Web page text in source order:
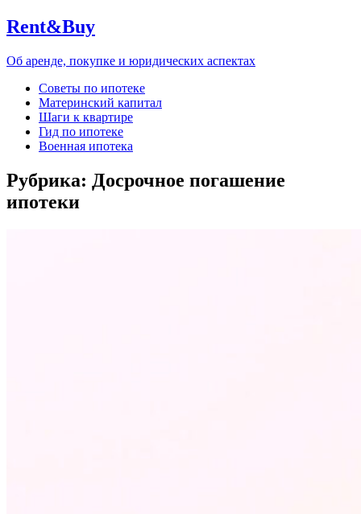
Rent&Buy
Об аренде, покупке и юридических аспектах
Советы по ипотеке
Материнский капитал
Шаги к квартире
Гид по ипотеке
Военная ипотека
Рубрика: Досрочное погашение
ипотеки